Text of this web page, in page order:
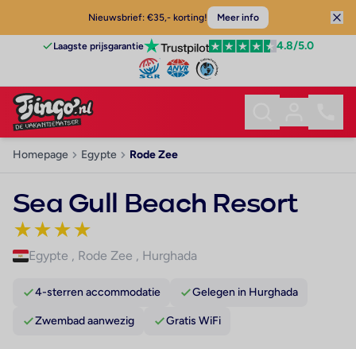
Nieuwsbrief: €35,- korting! Meer info
Laagste prijsgarantie 4.8/5.0
Homepage Egypte Rode Zee
Sea Gull Beach Resort
★★★★
Egypte , Rode Zee , Hurghada
4-sterren accommodatie Gelegen in Hurghada
Zwembad aanwezig Gratis WiFi